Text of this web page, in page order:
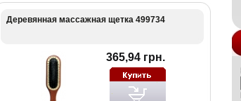
Деревянная массажная щетка 499734
365,94 грн.